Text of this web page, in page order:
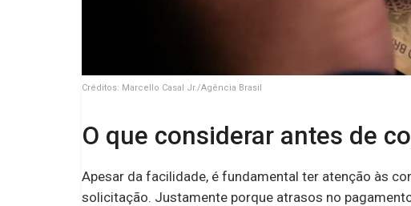
Créditos: Marcello Casal Jr./Agência Brasil
O que considerar antes de
Apesar da facilidade, é fundamental ter atenção às
solicitação. Justamente porque atrasos no